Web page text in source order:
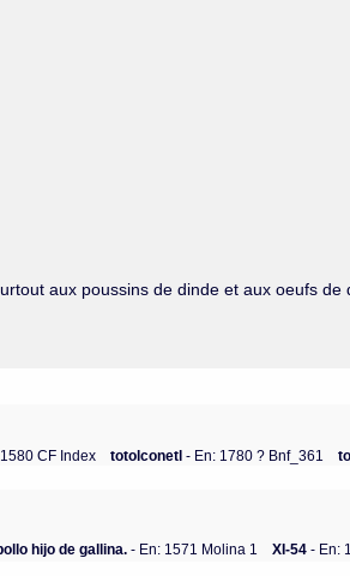
aux poussins de dinde et aux oeufs de
CF Index totolconetl- En: 1780 ? Bnf_361
hijo de gallina. - En: 1571 Molina 1 XI-54 - En: